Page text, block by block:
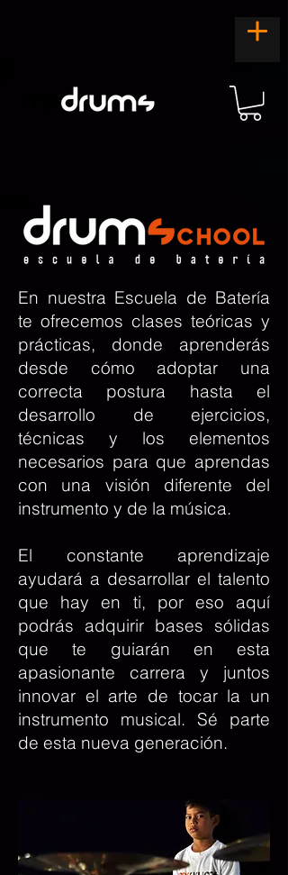
En nuestra Escuela de Batería
te ofrecemos clases teóricas y
prácticas, donde aprenderás
desde cómo adoptar una
correcta postura hasta el
desarrollo de ejercicios,
técnicas y los elementos
necesarios para que aprendas
con una visión diferente del
instrumento y de la música.
El constante aprendizaje
ayudará a desarrollar el talento
que hay en ti, por eso aquí
podrás adquirir bases sólidas
que te guiarán en esta
apasionante carrera y juntos
innovar el arte de tocar la un
instrumento musical. Sé parte
de esta nueva generación.